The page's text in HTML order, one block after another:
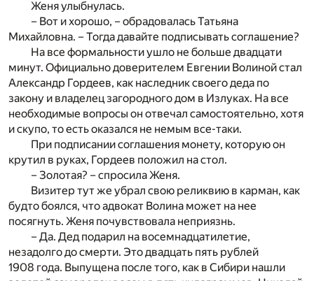
Женя улыбнулась.
– Вот и хорошо, – обрадовалась Татьяна
Михайловна. – Тогда давайте подписывать соглашение?
На все формальности ушло не больше двадцати
минут. Официально доверителем Евгении Волиной стал
Александр Гордеев, как наследник своего деда по
закону и владелец загородного дом в Излуках. На все
необходимые вопросы он отвечал самостоятельно, хотя
и скупо, то есть оказался не немым все-таки.
При подписании соглашения монету, которую он
крутил в руках, Гордеев положил на стол.
– Золотая? – спросила Женя.
Визитер тут же убрал свою реликвию в карман, как
будто боялся, что адвокат Волина может на нее
посягнуть. Женя почувствовала неприязнь.
– Да. Дед подарил на восемнадцатилетие,
незадолго до смерти. Это двадцать пять рублей
1908 года. Выпущена после того, как в Сибири нашли